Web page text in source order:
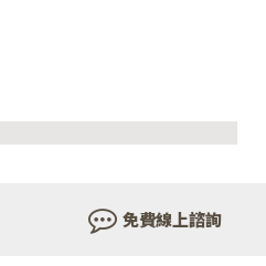
免費線上諮詢